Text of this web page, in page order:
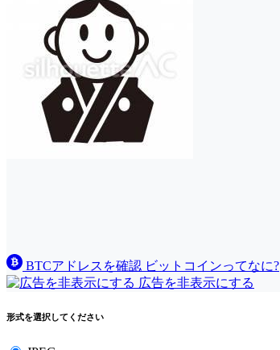
BTCアドレスを確認 ビットコインってなに?
広告を非表示にする
形式を選択してください